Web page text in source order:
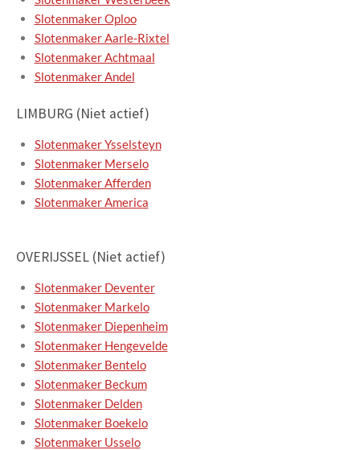
Slotenmaker Oploo
Slotenmaker Aarle-Rixtel
Slotenmaker Achtmaal
Slotenmaker Andel
LIMBURG (Niet actief)
Slotenmaker Ysselsteyn
Slotenmaker Merselo
Slotenmaker Afferden
Slotenmaker America
OVERIJSSEL (Niet actief)
Slotenmaker Deventer
Slotenmaker Markelo
Slotenmaker Diepenheim
Slotenmaker Hengevelde
Slotenmaker Bentelo
Slotenmaker Beckum
Slotenmaker Delden
Slotenmaker Boekelo
Slotenmaker Usselo